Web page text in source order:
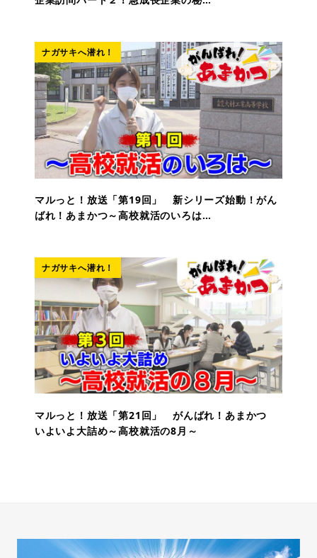
ナガサキへ潜れ！
マルっと！放送「第19回」 新シリーズ始動！がん
ばれ！あまかつ～高校就活のいろは…
ナガサキへ潜れ！
マルっと！放送「第21回」 がんばれ！あまかつ
いよいよ大詰め～高校就活の8月～